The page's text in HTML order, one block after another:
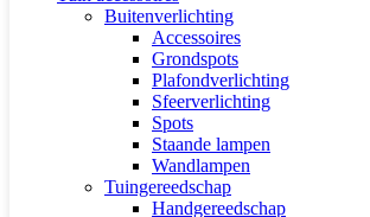
Buitenverlichting
Accessoires
Grondspots
Plafondverlichting
Sfeerverlichting
Spots
Staande lampen
Wandlampen
Tuingereedschap
Handgereedschap